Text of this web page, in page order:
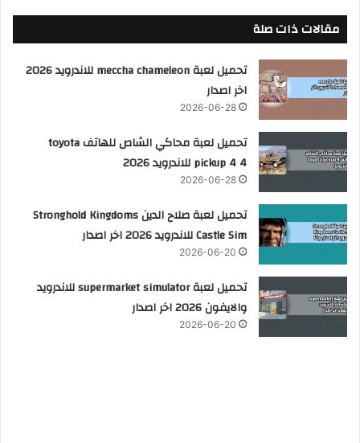
مقالات ذات صلة
تحميل لعبة meccha chameleon للاندرويد 2026
اخر اصدار
2026-06-28
تحميل لعبة محاكي الشاص للهاتف toyota
pickup 4 4 للاندرويد 2026
2026-06-28
تحميل لعبة صلاح الدين Stronghold Kingdoms
Castle Sim للاندرويد 2026 اخر اصدار
2026-06-20
تحميل لعبة supermarket simulator للاندرويد
والايفون 2026 اخر اصدار
2026-06-20